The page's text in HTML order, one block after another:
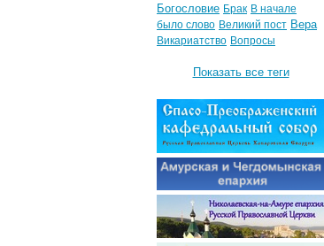
Богословие Брак В начале
было слово Великий пост Вера
Викариатство Вопросы
Показать все теги